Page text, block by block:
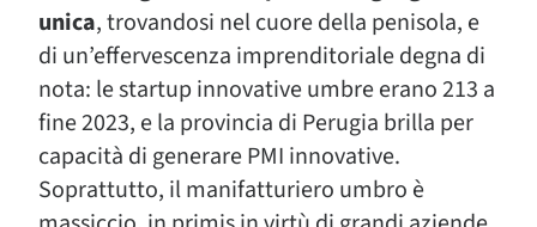
unica, trovandosi nel cuore della penisola, e
di un’effervescenza imprenditoriale degna di
nota: le startup innovative umbre erano 213 a
fine 2023, e la provincia di Perugia brilla per
capacità di generare PMI innovative.
Soprattutto, il manifatturiero umbro è